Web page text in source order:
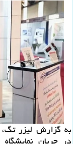
به گزارش لیزر